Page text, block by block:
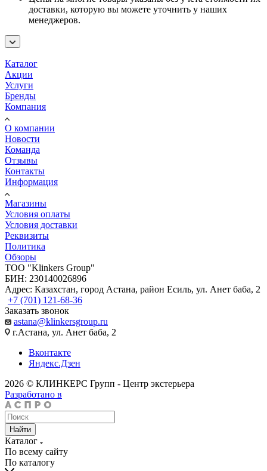
доставки, которую вы можете уточнить у наших
менеджеров.
Каталог
Акции
Услуги
Бренды
Компания
О компании
Новости
Команда
Отзывы
Контакты
Информация
Магазины
Условия оплаты
Условия доставки
Реквизиты
Политика
Обзоры
TOO "Klinkers Group"
БИН: 230140026896
Адрес: Казахстан, город Астана, район Есиль, ул. Анет баба, 2
+7 (701) 121-68-36
Заказать звонок
astana@klinkersgroup.ru
г.Астана, ул. Анет баба, 2
Вконтакте
Яндекс.Дзен
2026 © КЛИНКЕРС Групп - Центр экстерьера
Разработано в
Найти
Каталог
По всему сайту
По каталогу